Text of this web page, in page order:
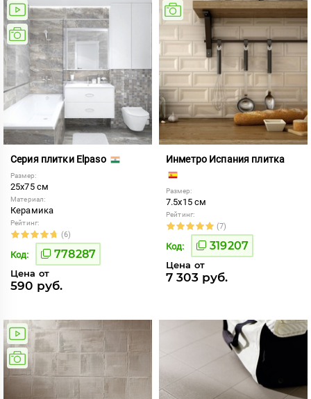
Серия плитки Elpaso
Размер:
25x75 см
Материал:
Керамика
Рейтинг:
(6)
Код: 778287
Цена от
590 руб.
Инметро Испания плитка
Размер:
7.5x15 см
Рейтинг:
(7)
Код: 319207
Цена от
7 303 руб.